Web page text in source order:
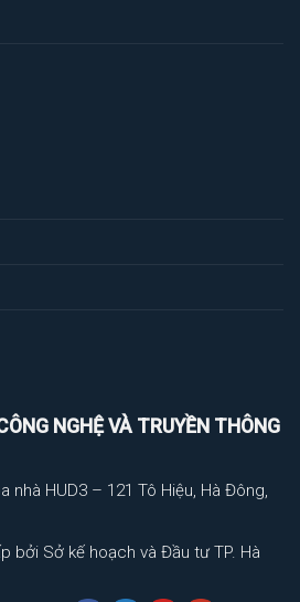
NGHỆ VÀ TRUYỀN THÔNG
nhà HUD3 – 121 Tô Hiệu, Hà Đông,
bởi Sở kế hoạch và Đầu tư TP. Hà